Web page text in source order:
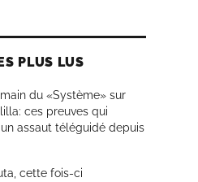
PLUS LUS
du «Système» sur
ces preuves qui
assaut téléguidé depuis
cette fois-ci